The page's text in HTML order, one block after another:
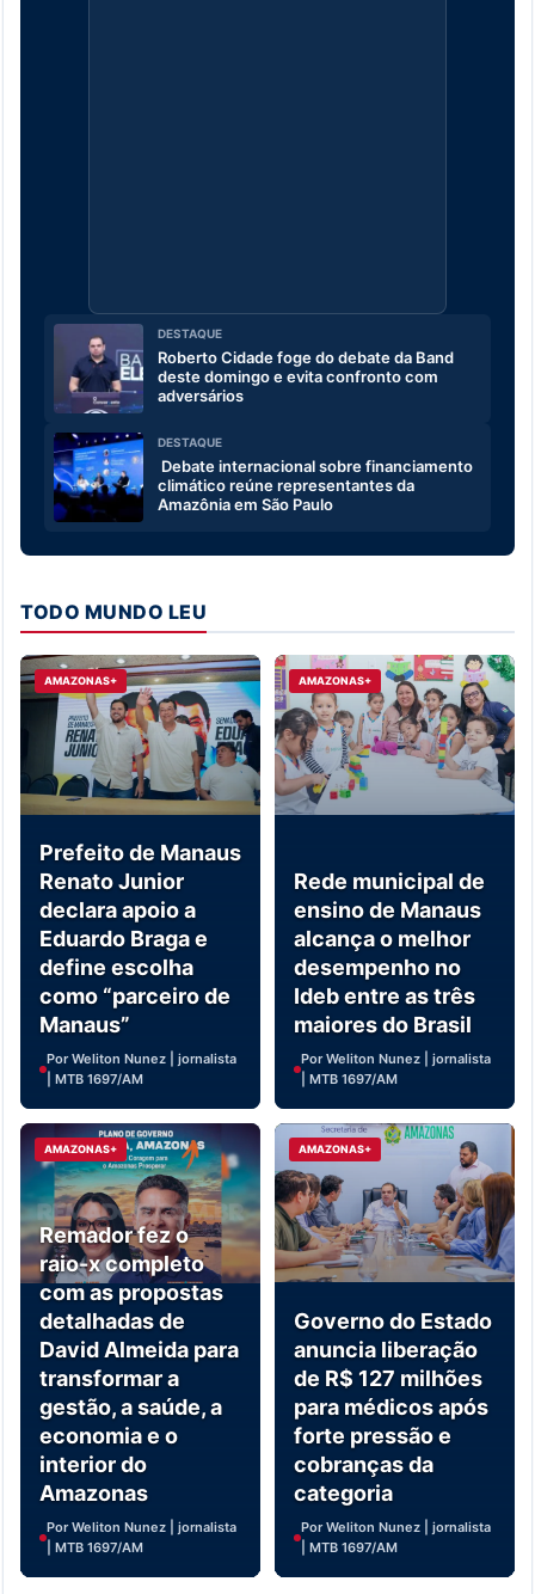
DESTAQUE
Roberto Cidade foge do debate da Band
deste domingo e evita confronto com
adversários
DESTAQUE
Debate internacional sobre financiamento
climático reúne representantes da
Amazônia em São Paulo
TODO MUNDO LEU
AMAZONAS+
Prefeito de Manaus
Renato Junior
declara apoio a
Eduardo Braga e
define escolha
como “parceiro de
Manaus”
Por Weliton Nunez | jornalista
| MTB 1697/AM
AMAZONAS+
Rede municipal de
ensino de Manaus
alcança o melhor
desempenho no
Ideb entre as três
maiores do Brasil
Por Weliton Nunez | jornalista
| MTB 1697/AM
AMAZONAS+
Remador fez o
raio-x completo
com as propostas
detalhadas de
David Almeida para
transformar a
gestão, a saúde, a
economia e o
interior do
Amazonas
Por Weliton Nunez | jornalista
| MTB 1697/AM
AMAZONAS+
Governo do Estado
anuncia liberação
de R$ 127 milhões
para médicos após
forte pressão e
cobranças da
categoria
Por Weliton Nunez | jornalista
| MTB 1697/AM